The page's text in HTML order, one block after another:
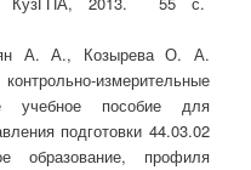
А. А., Козырева О. А.
измерительные
учебное пособие для
подготовки 44.03.02
образование, профиля